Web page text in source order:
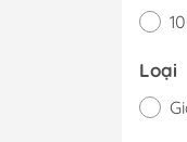
Loại